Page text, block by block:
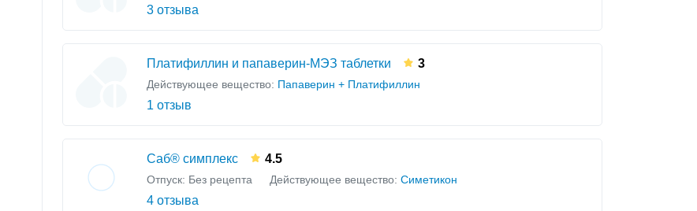
3 отзыва
Платифиллин и папаверин-МЭЗ таблетки 3
Действующее вещество: Папаверин + Платифиллин
1 отзыв
Саб® симплекс 4.5
Отпуск: Без рецепта Действующее вещество: Симетикон
4 отзыва